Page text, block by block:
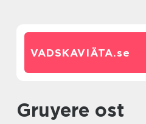
VADSKAVIÄTA.se
gruyere ost